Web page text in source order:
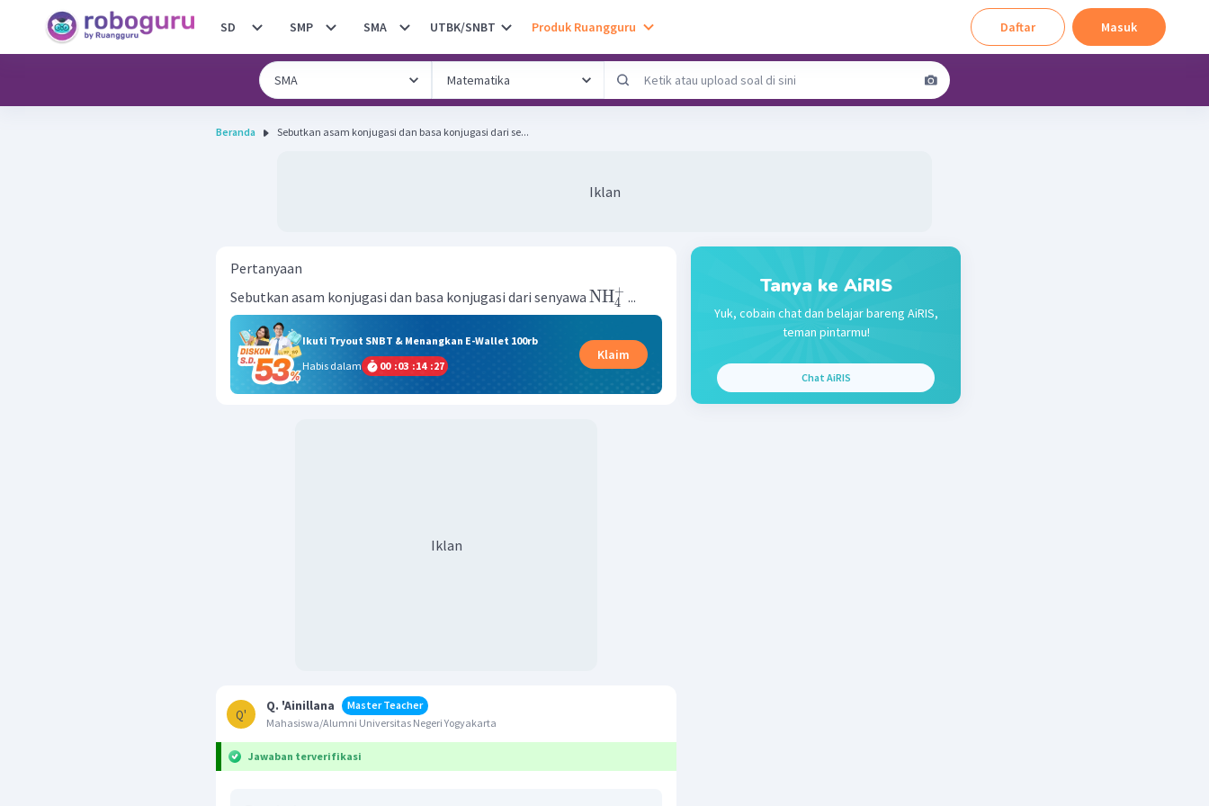
SD SMP SMA UTBK/SNBT Produk Ruangguru Daftar Masuk
Beranda Sebutkan asam konjugasi dan basa konjugasi dari se...
Iklan
Pertanyaan
Sebutkan asam konjugasi dan basa konjugasi dari senyawa NH4
+ ...
Ikuti Tryout SNBT & Menangkan E-Wallet 100rb
Habis dalam
00 :03 :14 :26
Klaim
Iklan
Q'
Q. 'Ainillana
Master Teacher
Mahasiswa/Alumni Universitas Negeri Yogyakarta
Jawaban terverifikasi
Tanya ke AiRIS
Yuk, cobain chat dan belajar bareng AiRIS,
teman pintarmu!
Chat AiRIS